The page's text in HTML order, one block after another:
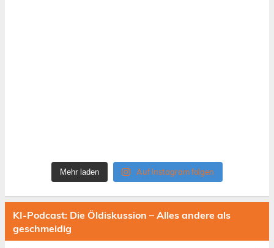
Mehr laden Auf Instagram folgen
KI-Podcast: Die Öldiskussion – Alles andere als
geschmeidig